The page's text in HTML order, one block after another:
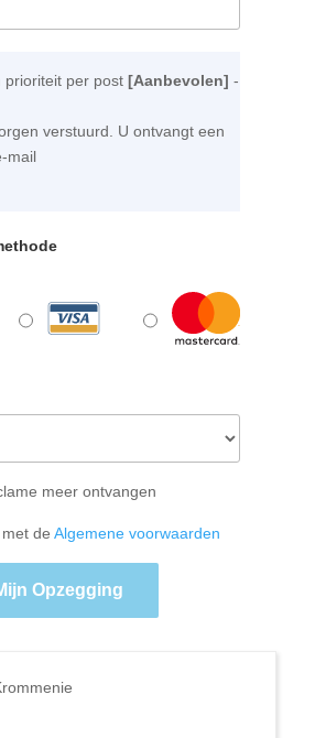
prioriteit per post [Aanbevolen] -
verstuurd. U ontvangt een
mail
meer ontvangen
de Algemene voorwaarden
Opzegging